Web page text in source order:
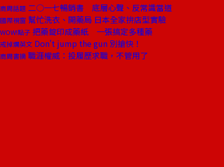
商周話題 二○一七暢銷書 底層心聲、反常識當道
國際視窗 幫忙洗衣、開藥局 日本全家拚店型實驗
WOW!點子 把藥錠印成藥紙 一張搞定多種藥
戒掉爛英文 Don't jump the gun 別搶快！
商周書摘 職涯權威：投履歷求職，不管用了